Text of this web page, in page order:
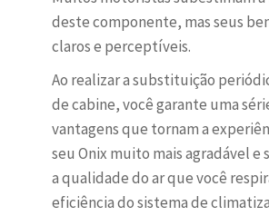
deste componente, mas seus
claros e perceptíveis.
Ao realizar a substituição
de cabine, você garante uma
vantagens que tornam a
seu Onix muito mais agradável e
a qualidade do ar que você
eficiência do sistema de